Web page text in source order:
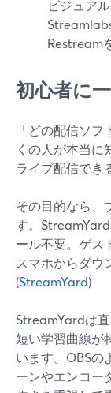
ビジュア
Restream
初心者に
「どの配信ソ
くの人が本当に
ライブ配信でき
その目的なら、
す。
ール不要。ゲス
スマホからダウ
(StreamYard)
StreamYardは
短い学習曲線が
います。OBSの
ーンやエンコー